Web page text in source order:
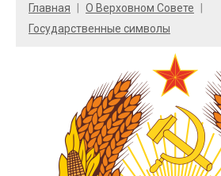
Главная
О Верховном Совете
Государственные символы